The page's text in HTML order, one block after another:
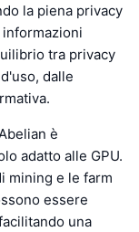
la piena privacy
tra privacy
dalle
è
adatto alle GPU.
mining e le farm
essere
una